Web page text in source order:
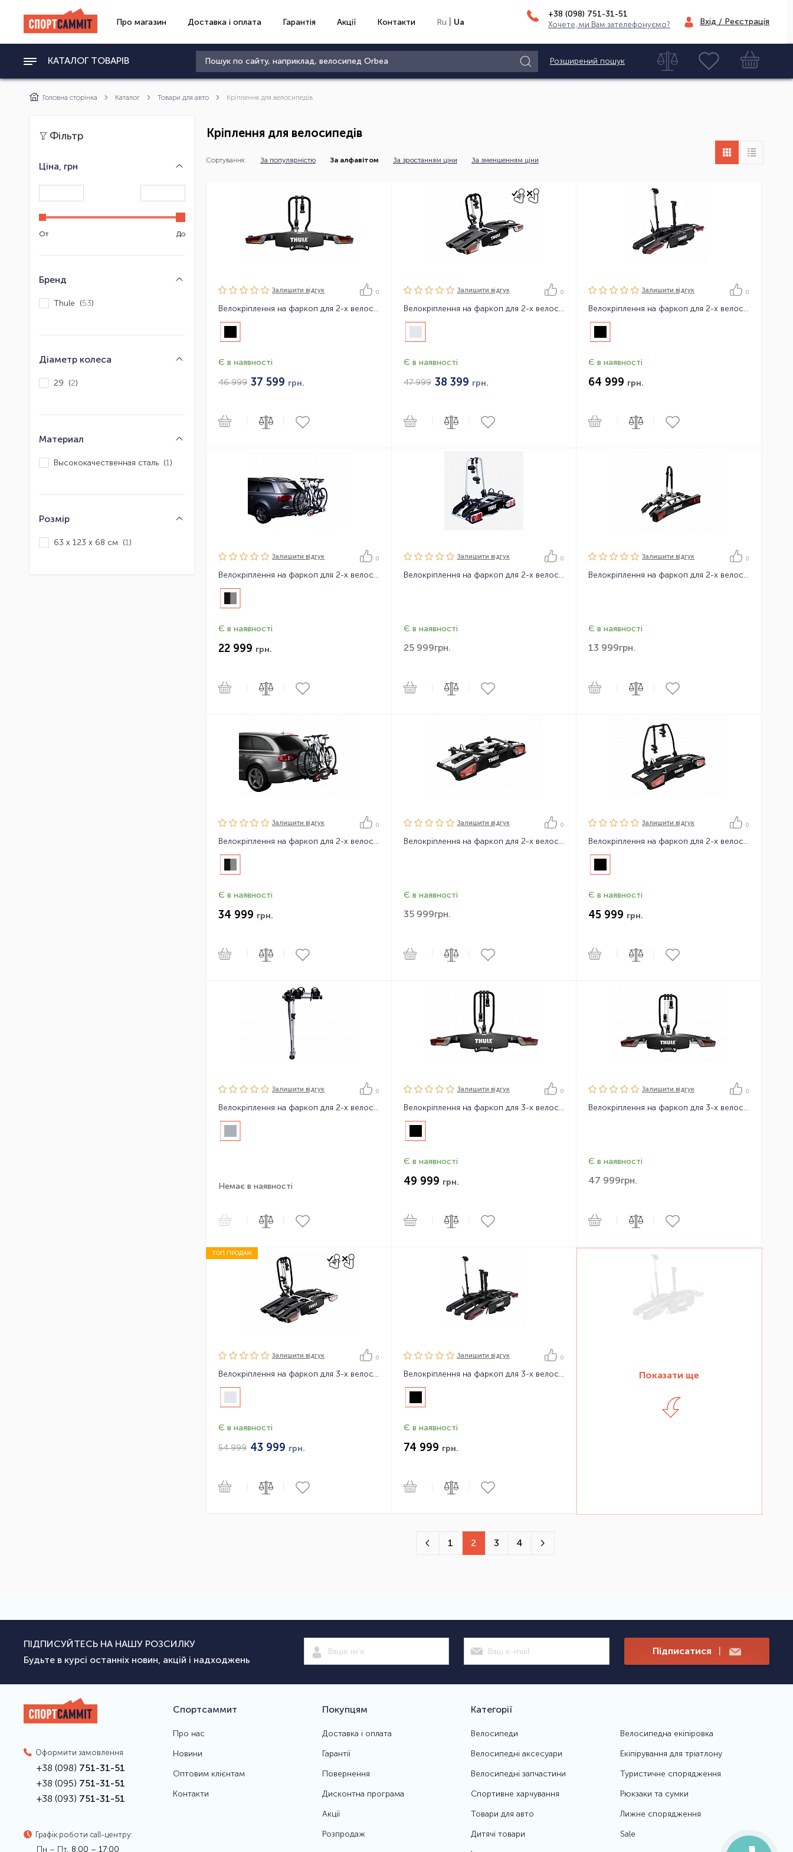
Про магазин Доставка і оплата Гарантія Акції Контакти Ru Ua
+38 (098) 751-31-51
Хочете, ми Вам зателефонуємо? Вхід / Реєстрація
КАТАЛОГ ТОВАРІВ Розширений пошук
Головна сторінка Каталог Товари для авто Кріплення для велосипедів
Фільтр
Ціна, грн
От До
Бренд
Thule (53)
Діаметр колеса
29 (2)
Материал
Высококачественная сталь (1)
Розмір
63 x 123 x 68 см (1)
Кріплення для велосипедів
Сортування: За популярністю За алфавітом За зростанням ціни За зменшенням ціни
Залишити вiдгук 0
Велокріплення на фаркоп для 2-х велосипедів Thule EasyFold XT 2B Black
Є в наявності
46 999 37 599 грн.
Залишити вiдгук 0
Велокріплення на фаркоп для 2-х велосипедів Thule EasyFold XT F 2, FIX4BIKE
Є в наявності
47 999 38 399 грн.
Залишити вiдгук 0
Велокріплення на фаркоп для 2-х велосипедів Thule Epos 13-pin
Є в наявності
64 999 грн.
Залишити вiдгук 0
Велокріплення на фаркоп для 2-х велосипедів Thule EuroRide 2 13-pin
Є в наявності
22 999 грн.
Залишити вiдгук 0
Велокріплення на фаркоп для 2-х велосипедів Thule EuroWay G2 2bike 13 pin
Є в наявності
25 999грн.
Залишити вiдгук 0
Велокріплення на фаркоп для 2-х велосипедів Thule RideOn 9502 7pin
Є в наявності
13 999грн.
Залишити вiдгук 0
Велокріплення на фаркоп для 2-х велосипедів Thule VeloCompact 2
Є в наявності
34 999 грн.
Залишити вiдгук 0
Велокріплення на фаркоп для 2-х велосипедів Thule VeloSpace XT
Є в наявності
35 999грн.
Залишити вiдгук 0
Велокріплення на фаркоп для 2-х велосипедів Thule VeloSpace XT 2bike
Є в наявності
45 999 грн.
Залишити вiдгук 0
Велокріплення на фаркоп для 2-х велосипедів Thule Xpress 970
Немає в наявності
Залишити вiдгук 0
Велокріплення на фаркоп для 3-х велосипедів Thule EasyFold XT 3B
Є в наявності
49 999 грн.
Залишити вiдгук 0
Велокріплення на фаркоп для 3-х велосипедів Thule EasyFold XT 934
Є в наявності
47 999грн.
ТОП ПРОДАЖ
Залишити вiдгук 0
Велокріплення на фаркоп для 3-х велосипедів Thule EasyFold XT F 3, FIX4BIKE
Є в наявності
54 999 43 999 грн.
Залишити вiдгук 0
Велокріплення на фаркоп для 3-х велосипедів Thule Epos 13-pin
Є в наявності
74 999 грн.
Показати ще
1 2 3 4
ПІДПИСУЙТЕСЬ НА НАШУ РОЗСИЛКУ
Будьте в курсі останніх новин, акцій і надходжень
Підписатися |
Оформити замовлення
+38 (098) 751-31-51
+38 (095) 751-31-51
+38 (093) 751-31-51
Графік роботи call-центру:
Пн – Пт, 8:00 – 17:00
Спортсаммит
Про нас
Новини
Оптовим клієнтам
Контакти
Покупцям
Доставка і оплата
Гарантії
Повернення
Дисконтна програма
Акції
Розпродаж
Категорії
Велосипеди
Велосипедні аксесуари
Велосипедні запчастини
Спортивне харчування
Товари для авто
Дитячі товари
Велосипедна екіпіровка
Екіпірування для тріатлону
Туристичне спорядження
Рюкзаки та сумки
Лижне спорядження
Sale